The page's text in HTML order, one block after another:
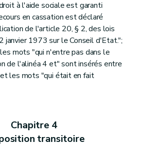
à l'aide sociale est garanti
en cassation est déclaré
de l'article 20, § 2, des lois
janvier 1973 sur le Conseil d'Etat.";
mots "qui n'entre pas dans le
de l'alinéa 4 et" sont insérés entre
les mots "qui était en fait
Chapitre 4
transitoire